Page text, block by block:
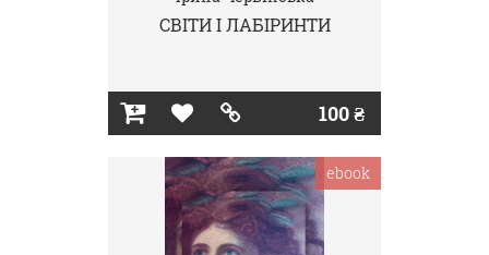
СВІТИ І ЛАБІРИНТИ
100 ₴
ebook